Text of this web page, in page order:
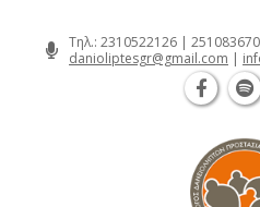
Τηλ.: 2310522126 |
danioliptesgr@gmail.com |